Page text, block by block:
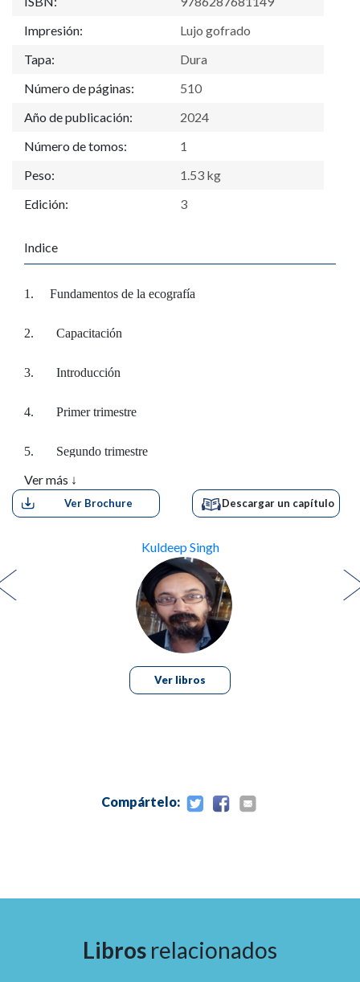
Ver Brochure Descargar un capítulo
Kuldeep Singh
Ver libros
Compártelo:
Impresión:
Lujo gofrado
Tapa:
Dura
Número de páginas:
510
Año de publicación:
2024
Número de tomos:
1
Peso:
1.53 kg
Edición:
3
Indice
1. Fundamentos de la ecografía
2. Capacitación
3. Introducción
4. Primer trimestre
5. Segundo trimestre
6. Tercer trimestre
8. Ergonomía para la reducción del riesgo de lesiones en
9. Obtención de imágenes obstétricas en 3D (el mundo
Ver más ↓
Libros relacionados